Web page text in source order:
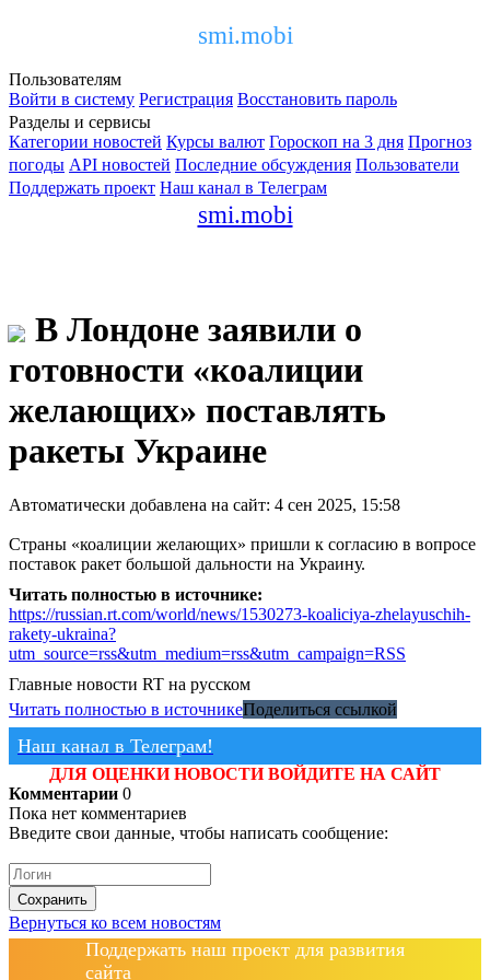
smi.mobi
Пользователям
Войти в систему Регистрация Восстановить пароль
Разделы и сервисы
Категории новостей Курсы валют Гороскоп на 3 дня Прогноз
погоды API новостей Последние обсуждения Пользователи
Поддержать проект Наш канал в Телеграм
smi.mobi
В Лондоне заявили о
готовности «коалиции
желающих» поставлять
ракеты Украине
Автоматически добавлена на сайт: 4 сен 2025, 15:58
Страны «коалиции желающих» пришли к согласию в вопросе
поставок ракет большой дальности на Украину.
Читать полностью в источнике:
https://russian.rt.com/world/news/1530273-koaliciya-zhelayuschih-
rakety-ukraina?
utm_source=rss&utm_medium=rss&utm_campaign=RSS
Главные новости RT на русском
Читать полностью в источникеПоделиться ссылкой
Наш канал в Телеграм!
ДЛЯ ОЦЕНКИ НОВОСТИ ВОЙДИТЕ НА САЙТ
Комментарии 0
Пока нет комментариев
Введите свои данные, чтобы написать сообщение:
Сохранить
Вернуться ко всем новостям
Поддержать наш проект для развития
сайта